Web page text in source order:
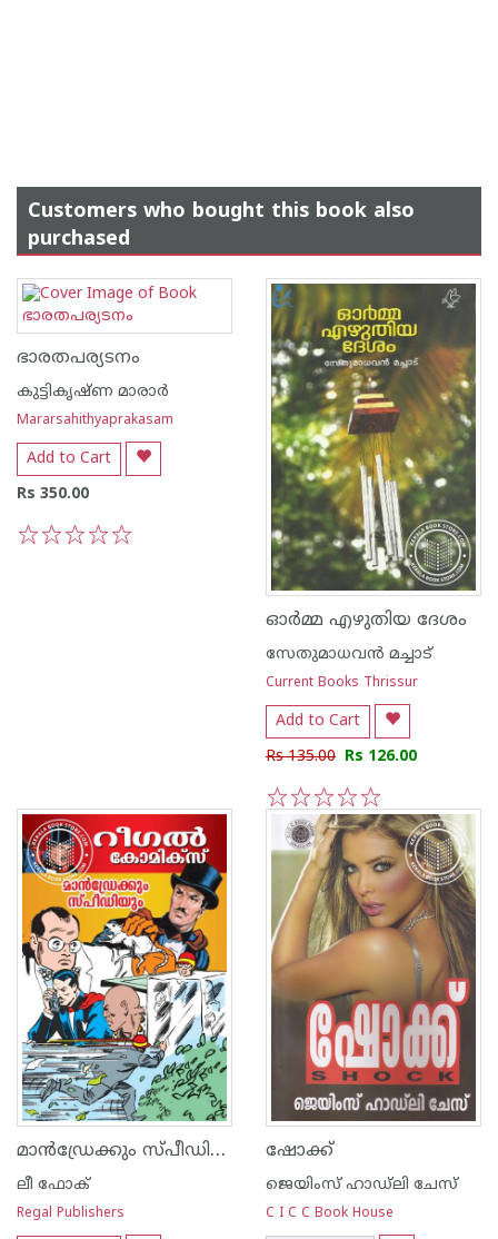
Customers who bought this book also
purchased
ഭാരതപര്യടനം
കുട്ടികൃഷ്ണ മാരാര്‍
Mararsahithyaprakasam
Add to Cart
Rs 350.00
ഓര്‍മ്മ എഴുതിയ ദേശം
സേതുമാധവന്‍ മച്ചാട്
Current Books Thrissur
Add to Cart
Rs 135.00 Rs 126.00
5
4
3
2
മാന്‍ഡ്രേക്കും സ്പീഡിയും - 5
ലീ ഫോക്
Regal Publishers
ഷോക്ക്
ജെയിംസ് ഹാഡ്‌ലി ചേസ്
C I C C Book House